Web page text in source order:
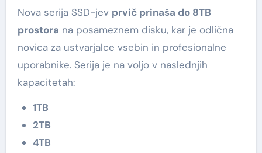
Nova serija SSD-jev prvič prinaša do 8TB
prostora na posameznem disku, kar je odlična
novica za ustvarjalce vsebin in profesionalne
uporabnike. Serija je na voljo v naslednjih
kapacitetah:
1TB
2TB
4TB